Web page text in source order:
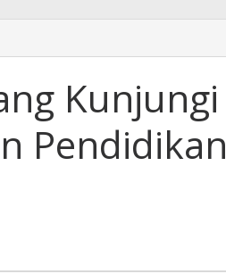
Kunjungi
Pendidikan